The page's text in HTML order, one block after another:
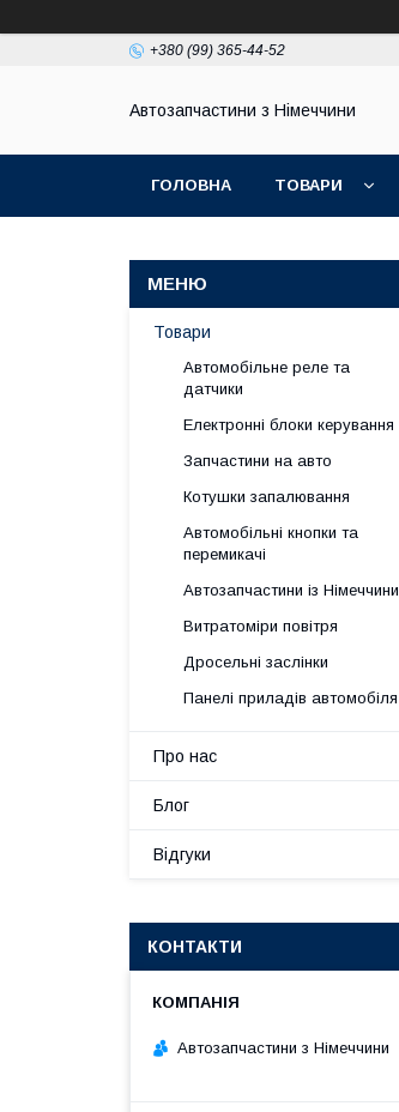
+380 (99) 365-44-52
Автозапчастини з Німеччини
ГОЛОВНА ТОВАРИ
Товари
Автомобільне реле та
датчики
Електронні блоки керування
Запчастини на авто
Котушки запалювання
Автомобільні кнопки та
перемикачі
Автозапчастини із Німеччини
Витратоміри повітря
Дросельні заслінки
Панелі приладів автомобіля
Про нас
Блог
Відгуки
КОНТАКТИ
Автозапчастини з Німеччини